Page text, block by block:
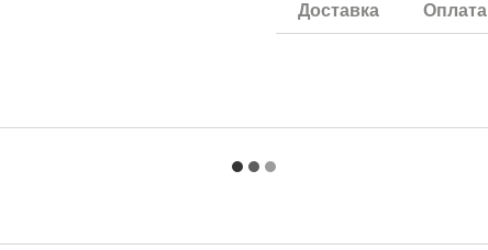
Доставка Оплата